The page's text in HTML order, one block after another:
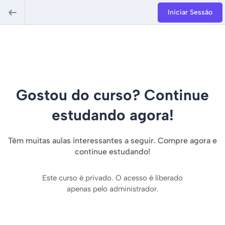
Iniciar Sessão
Gostou do curso? Continue
estudando agora!
Têm muitas aulas interessantes a seguir. Compre agora e
continue estudando!
Este curso é privado. O acesso é liberado
apenas pelo administrador.